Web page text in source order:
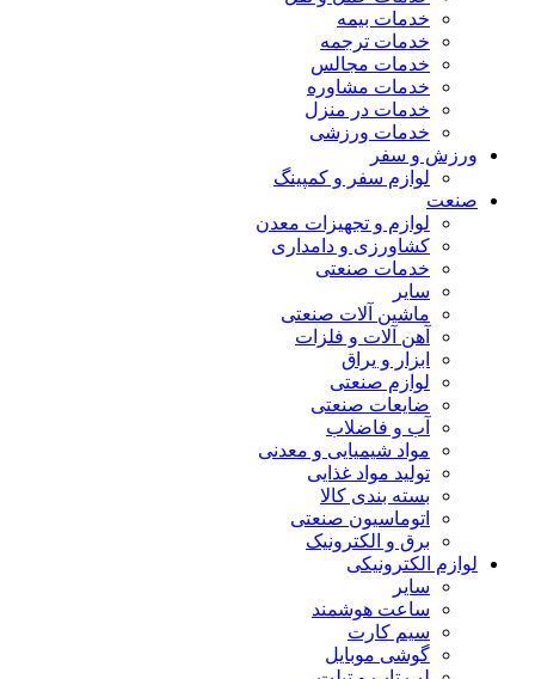
خدمات بیمه
خدمات ترجمه
خدمات مجالس
خدمات مشاوره
خدمات در منزل
خدمات ورزشی
ورزش و سفر
لوازم سفر و کمپینگ
صنعت
لوازم و تجهیزات معدن
کشاورزی و دامداری
خدمات صنعتی
سایر
ماشین آلات صنعتی
آهن آلات و فلزات
ابزار و یراق
لوازم صنعتی
ضایعات صنعتی
آب و فاضلاب
مواد شیمیایی و معدنی
تولید مواد غذایی
بسته بندی کالا
اتوماسیون صنعتی
برق و الکترونیک
لوازم الکترونیکی
سایر
ساعت هوشمند
سیم کارت
گوشی موبایل